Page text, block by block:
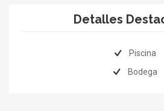
Detalles
Piscina
Bodega